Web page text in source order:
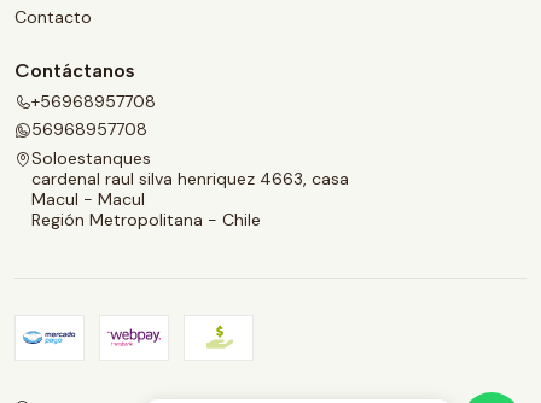
Contacto
Contáctanos
+56968957708
56968957708
Soloestanques
cardenal raul silva henriquez 4663, casa
Macul - Macul
Región Metropolitana - Chile